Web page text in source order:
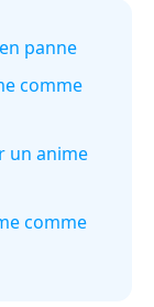
panne
comme
un anime
comme